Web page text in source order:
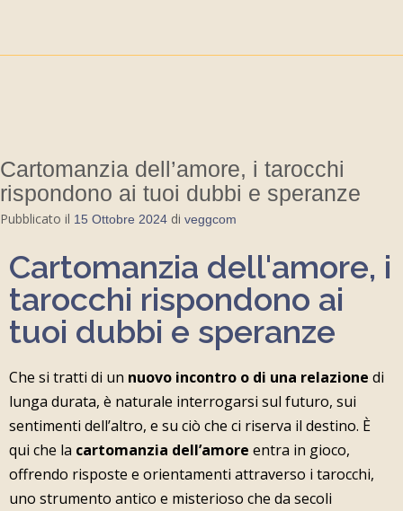
Cartomanzia dell’amore, i tarocchi
rispondono ai tuoi dubbi e speranze
Pubblicato il 15 Ottobre 2024 di veggcom
Cartomanzia dell'amore, i
tarocchi rispondono ai
tuoi dubbi e speranze
Che si tratti di un nuovo incontro o di una relazione di
lunga durata, è naturale interrogarsi sul futuro, sui
sentimenti dell’altro, e su ciò che ci riserva il destino. È
qui che la cartomanzia dell’amore entra in gioco,
offrendo risposte e orientamenti attraverso i tarocchi,
uno strumento antico e misterioso che da secoli